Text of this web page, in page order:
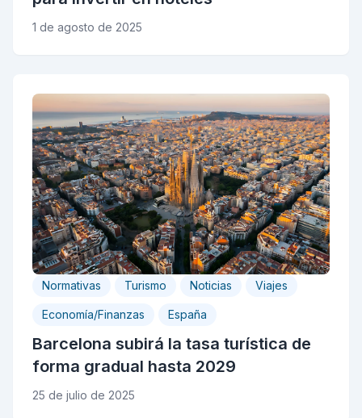
1 de agosto de 2025
Normativas Turismo Noticias Viajes
Economía/Finanzas España
Barcelona subirá la tasa turística de
forma gradual hasta 2029
25 de julio de 2025